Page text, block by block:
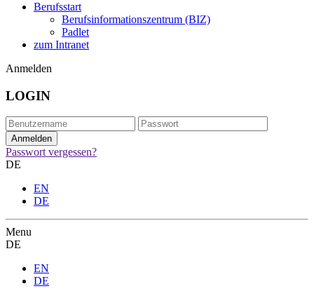
Berufsstart
Berufsinformationszentrum (BIZ)
Padlet
zum Intranet
Anmelden
LOGIN
Passwort vergessen?
DE
EN
DE
Menu
DE
EN
DE